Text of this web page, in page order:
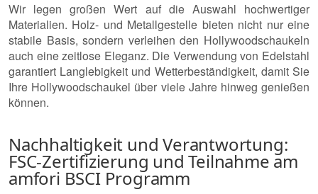
Wir legen großen Wert auf die Auswahl hochwertiger
Materialien. Holz- und Metallgestelle bieten nicht nur eine
stabile Basis, sondern verleihen den Hollywoodschaukeln
auch eine zeitlose Eleganz. Die Verwendung von Edelstahl
garantiert Langlebigkeit und Wetterbeständigkeit, damit Sie
Ihre Hollywoodschaukel über viele Jahre hinweg genießen
können.
Nachhaltigkeit und Verantwortung:
FSC-Zertifizierung und Teilnahme am
amfori BSCI Programm